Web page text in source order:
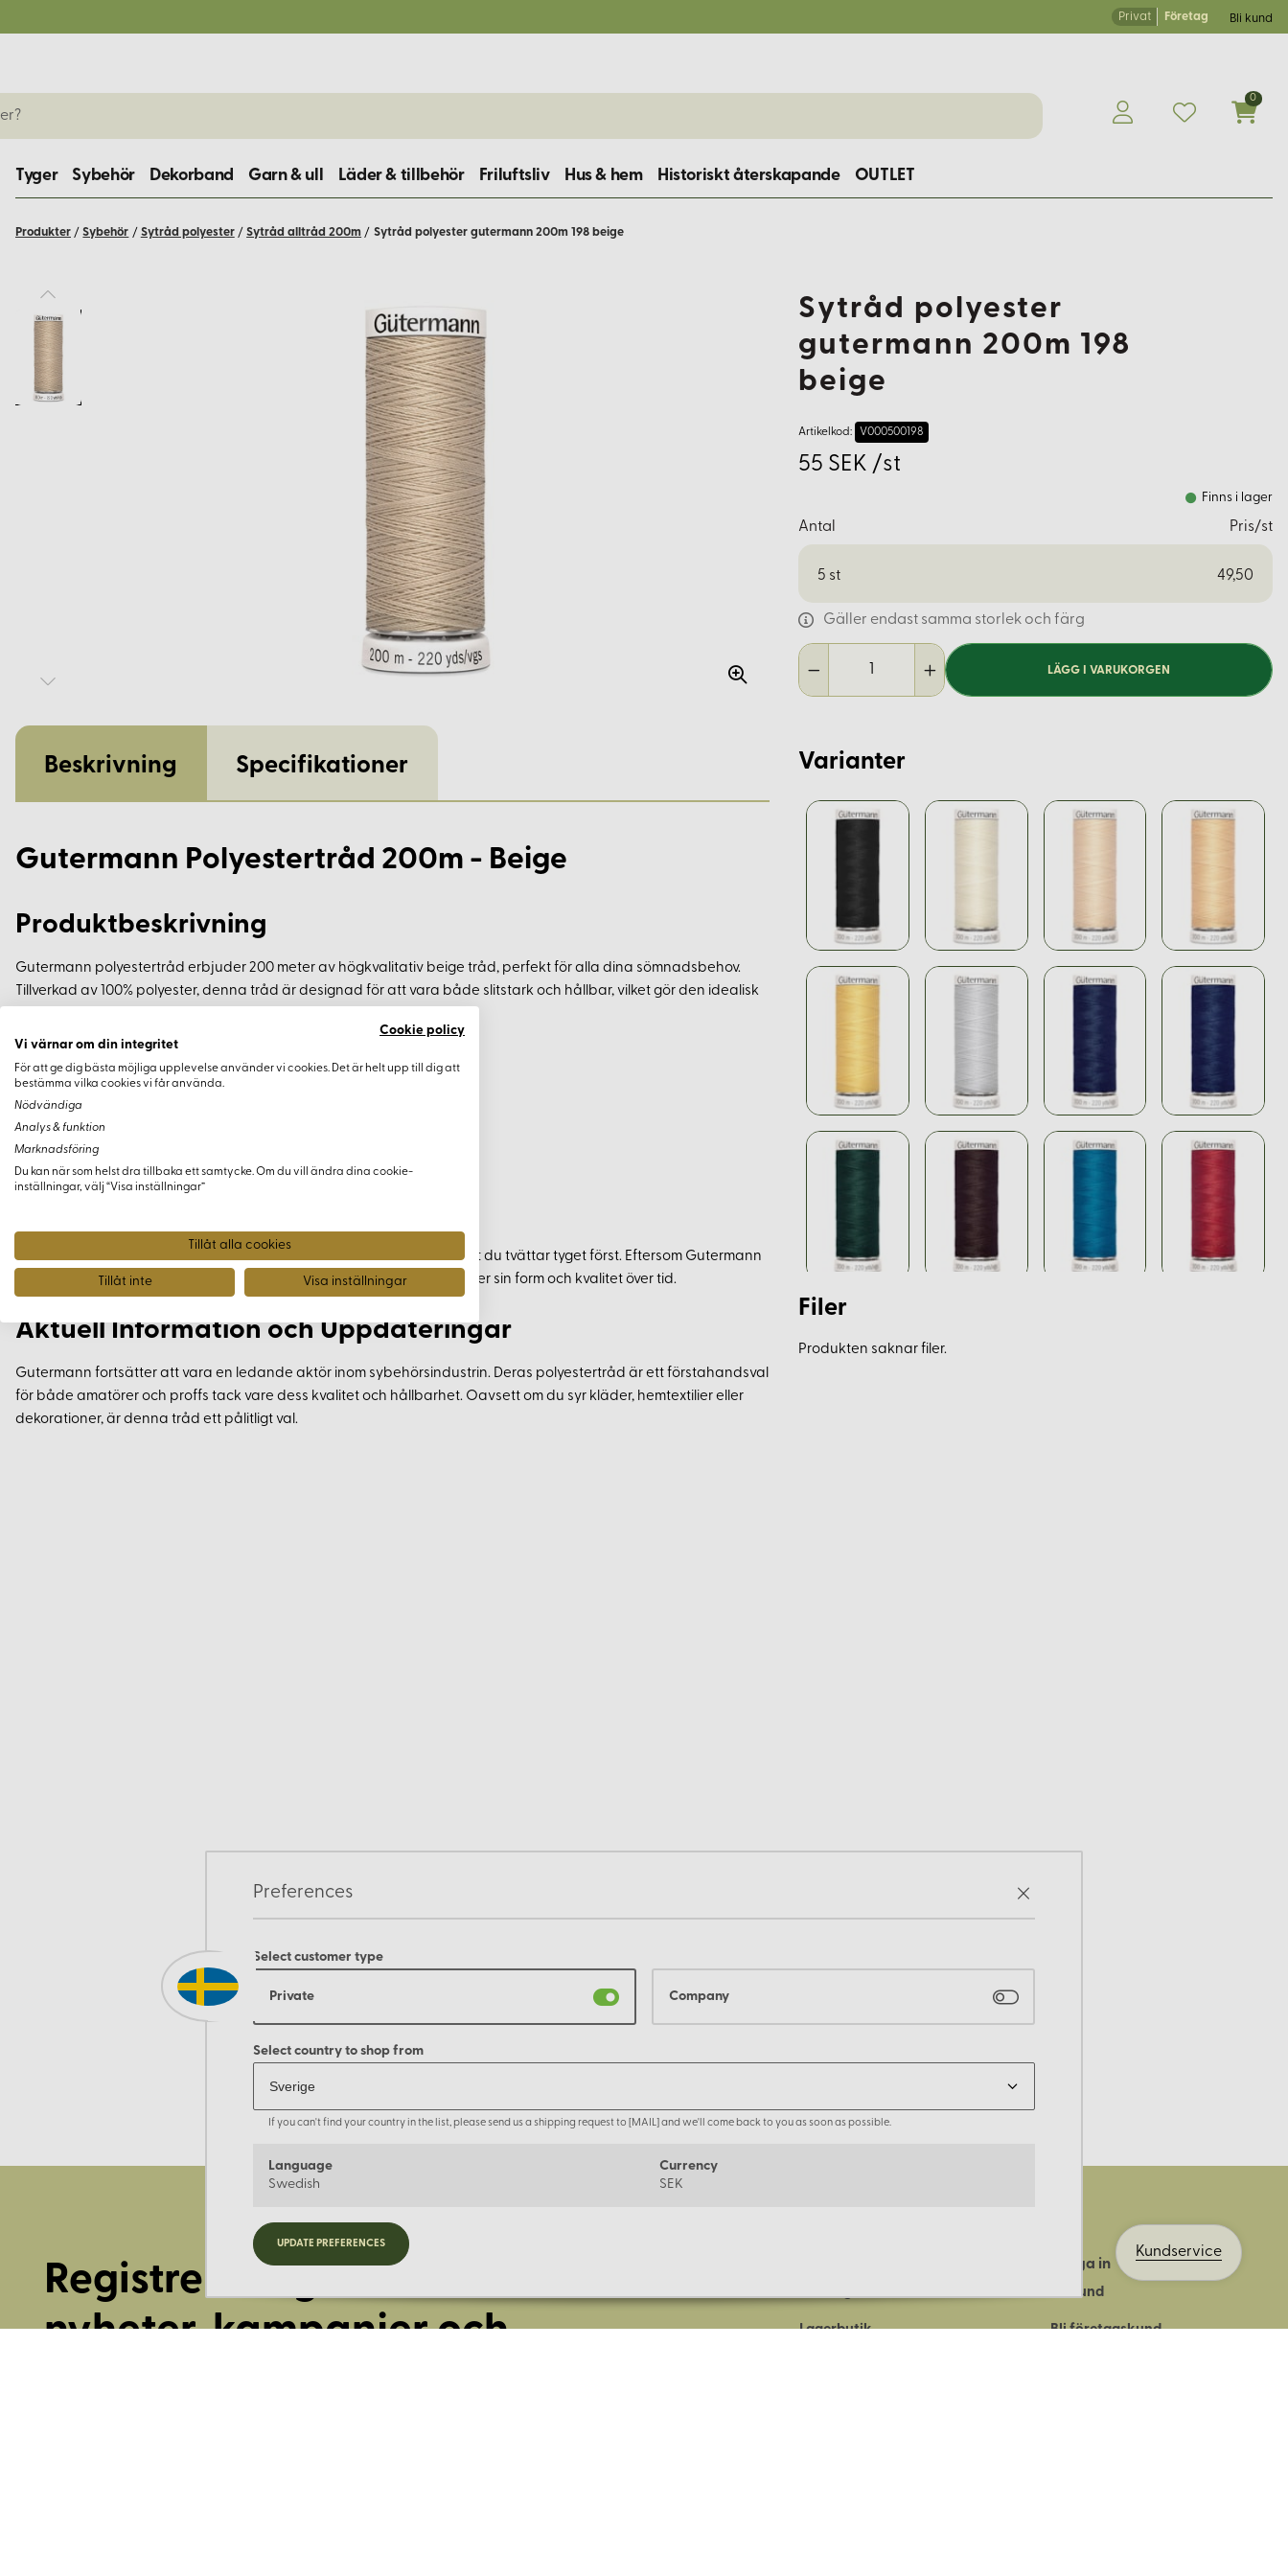
Kundservice
Preferences
Select customer type
Private Company
Select country to shop from
If you can't find your country in the list, please send us a shipping request to [MAIL] and we'll come back to you as soon as possible.
Language
Swedish
Currency
SEK
UPDATE PREFERENCES
Privat Företag Bli kund
0
Tyger Sybehör Dekorband Garn & ull Läder & tillbehör Friluftsliv Hus & hem Historiskt återskapande OUTLET
Produkter / Sybehör / Sytråd polyester / Sytråd alltråd 200m / Sytråd polyester gutermann 200m 198 beige
Sytråd polyester
gutermann 200m 198
beige
Artikelkod: V000500198
55 SEK /st
Finns i lager
Antal Pris/st
5 st 49,50
Gäller endast samma storlek och färg
LÄGG I VARUKORGEN
Beskrivning Specifikationer
Gutermann Polyestertråd 200m - Beige
Produktbeskrivning
Gutermann polyestertråd erbjuder 200 meter av högkvalitativ beige tråd, perfekt för alla dina sömnadsbehov.
Tillverkad av 100% polyester, denna tråd är designad för att vara både slitstark och hållbar, vilket gör den idealisk
Egenskaper:
Slitstark och hållbar
Tvätt- och ljusäkta
När du arbetar med nya tyger som kan krympa rekommenderas det att du tvättar tyget först. Eftersom Gutermann
tråden inte krymper i tvätten, säkerställer detta att dina projekt behåller sin form och kvalitet över tid.
Aktuell Information och Uppdateringar
Gutermann fortsätter att vara en ledande aktör inom sybehörsindustrin. Deras polyestertråd är ett förstahandsval
för både amatörer och proffs tack vare dess kvalitet och hållbarhet. Oavsett om du syr kläder, hemtextilier eller
dekorationer, är denna tråd ett pålitligt val.
Varianter
Filer
Produkten saknar filer.
Registrera dig för
nyheter, kampanjer och
Företagets historia
Lagerbutik
Logga in
Bli kund
Bli företagskund
Cookie policy
Vi värnar om din integritet
För att ge dig bästa möjliga upplevelse använder vi cookies. Det är helt upp till dig att
bestämma vilka cookies vi får använda.
Nödvändiga
Analys & funktion
Marknadsföring
Du kan när som helst dra tillbaka ett samtycke. Om du vill ändra dina cookie-
inställningar, välj “Visa inställningar”
Tillåt alla cookies
Tillåt inte Visa inställningar